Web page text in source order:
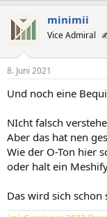
minimii
Vice Admiral
8. Juni 2021
Und noch eine
NIcht falsch
Aber das hat nen
Wie der O-Ton hier
oder halt ein
Das wird sich